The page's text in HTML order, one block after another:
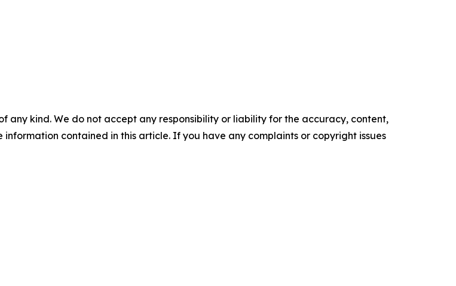
any kind. We do not accept any responsibility or liability for the accuracy, content,
contained in this article. If you have any complaints or copyright issues